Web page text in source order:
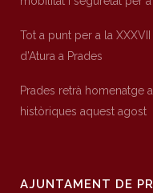
Tot a punt per a la
d’Atura a Prades
Prades retrà homenatge
històriques aquest agost
AJUNTAMENT DE